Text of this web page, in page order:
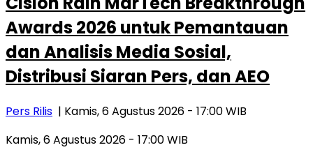
Awards 2026 untuk Pemantauan
dan Analisis Media Sosial,
Distribusi Siaran Pers, dan AEO
Pers Rilis | Kamis, 6 Agustus 2026 - 17:00 WIB
Kamis, 6 Agustus 2026 - 17:00 WIB